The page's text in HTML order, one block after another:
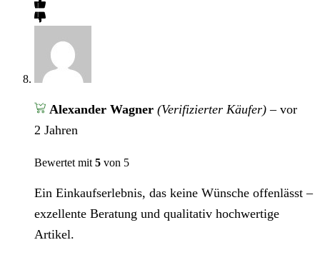
Alexander Wagner (Verifizierter Käufer) – vor
2 Jahren
Bewertet mit5 von 5
Ein Einkaufserlebnis, das keine Wünsche offenlässt –
exzellente Beratung und qualitativ hochwertige
Artikel.